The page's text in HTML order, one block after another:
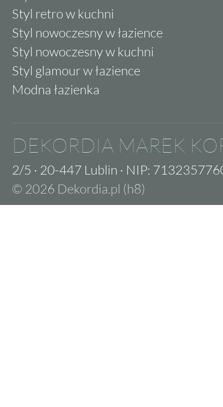
Styl retro w kuchni
Styl nowoczesny w łazience
Styl nowoczesny w kuchni
Styl glamour w łazience
Modna łazienka
DEKORDIA MAREK
2/5 · 20-447 Lublin · NIP:
© 2026 Dekordia.pl (h8)